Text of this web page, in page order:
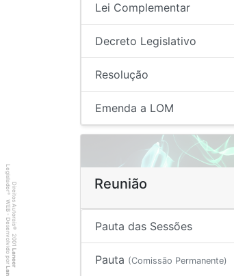
Lei Complementar
Decreto Legislativo
Resolução
Emenda a LOM
Reunião
Pauta das Sessões
Pauta (Comissão Permanente)
Direitos Autorais
©
2001
Lancer
Legislador
®
WEB - Desenvolvido por